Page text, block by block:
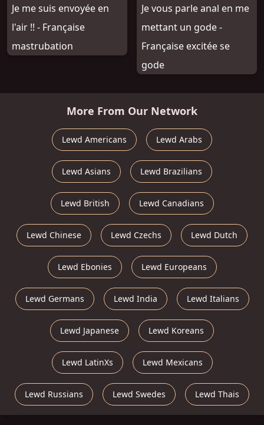
Je me suis envoyée en
l'air !! - Française
mastrubation
Je vous parle anal en me
mettant un gode -
Française excitée se
gode
More From Our Network
Lewd Americans Lewd Arabs
Lewd Asians Lewd Brazilians
Lewd British Lewd Canadians
Lewd Chinese Lewd Czechs Lewd Dutch
Lewd Ebonies Lewd Europeans
Lewd Germans Lewd India Lewd Italians
Lewd Japanese Lewd Koreans
Lewd LatinXs Lewd Mexicans
Lewd Russians Lewd Swedes Lewd Thais